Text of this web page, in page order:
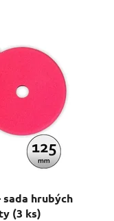
hrubých
(3 ks)